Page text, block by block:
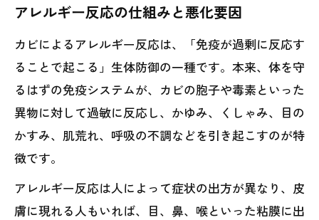
アレルギー反応の仕組みと悪化要因
カビによるアレルギー反応は、「免疫が過剰に反応す
ることで起こる」生体防御の一種です。本来、体を守
るはずの免疫システムが、カビの胞子や毒素といった
異物に対して過敏に反応し、かゆみ、くしゃみ、目の
かすみ、肌荒れ、呼吸の不調などを引き起こすのが特
徴です。
アレルギー反応は人によって症状の出方が異なり、皮
膚に現れる人もいれば、目、鼻、喉といった粘膜に出